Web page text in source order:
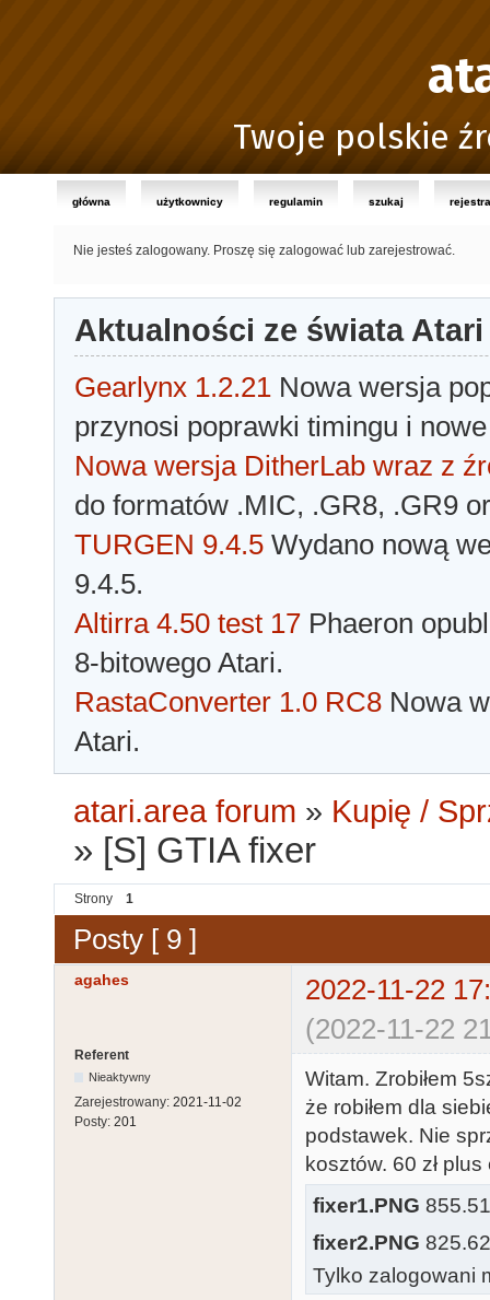
Twoje polskie
główna użytkownicy regulamin szukaj
Nie jesteś zalogowany. Proszę się zalogować lub zarejestrować.
Aktualności ze świata Atari
Gearlynx 1.2.21 Nowa wersja
przynosi poprawki timingu i
Nowa wersja DitherLab wraz z
do formatów .MIC, .GR8, .GR9
TURGEN 9.4.5 Wydano nową
9.4.5.
Altirra 4.50 test 17 Phaeron
8-bitowego Atari.
RastaConverter 1.0 RC8 Nowa
Atari.
atari.area forum » Kupię /
» [S] GTIA fixer
Strony 1
Posty [ 9 ]
agahes
2022-11-22
(2022-11-22
Referent
Nieaktywny
Zarejestrowany: 2021-11-02
Posty: 201
Witam. Zrobiłem
że robiłem dla
podstawek. Nie
kosztów. 60 zł
fixer1.PNG
fixer2.PNG
Tylko zalogowani